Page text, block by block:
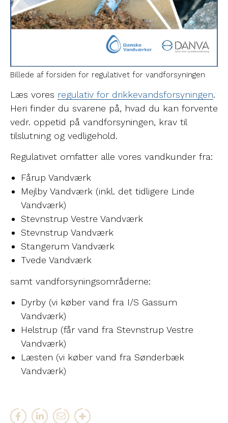
Billede af forsiden for regulativet for vandforsyningen
Læs vores regulativ for drikkevandsforsyningen.
Heri finder du svarene på, hvad du kan forvente
vedr. oppetid på vandforsyningen, krav til
tilslutning og vedligehold.
Regulativet omfatter alle vores vandkunder fra:
Fårup Vandværk
Mejlby Vandværk (inkl. det tidligere Linde
Vandværk)
Stevnstrup Vestre Vandværk
Stevnstrup Vandværk
Stangerum Vandværk
Tvede Vandværk
samt vandforsyningsområderne:
Dyrby (vi køber vand fra I/S Gassum
Vandværk)
Helstrup (får vand fra Stevnstrup Vestre
Vandværk)
Læsten (vi køber vand fra Sønderbæk
Vandværk)